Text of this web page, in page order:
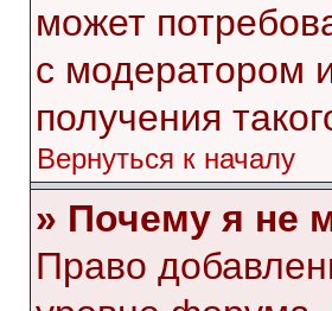
может
с модератором
получения
Вернуться к началу
» Почему я не
Право